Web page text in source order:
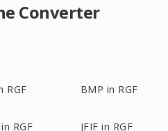
Converter
RGF BMP in RGF
in RGF JFIF in RGF